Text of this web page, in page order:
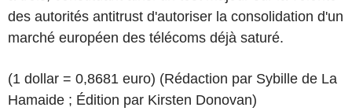
des autorités antitrust d'autoriser la consolidation d'un
marché européen des télécoms déjà saturé.
(1 dollar = 0,8681 euro) (Rédaction par Sybille de La
Hamaide ; Édition par Kirsten Donovan)